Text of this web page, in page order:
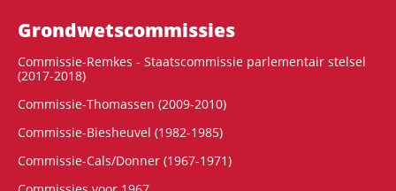
Grondwets­commissies
Commissie-Remkes - Staatscommissie parlementair stelsel
(2017-2018)
Commissie-Thomassen (2009-2010)
Commissie-Biesheuvel (1982-1985)
Commissie-Cals/Donner (1967-1971)